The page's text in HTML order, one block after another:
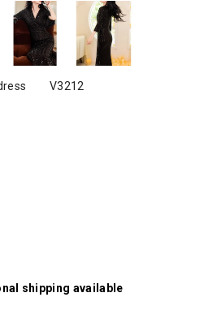
dress V3212
shipping available